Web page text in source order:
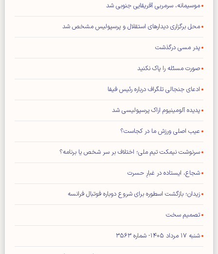
موسیمانه، سرمربی آفریقایی جنوبی شد
محل برگزاری دیدار‌های استقلال و پرسپولیس مشخص شد
پدر مسی درگذشت
صورت مسئله را پاک نکنید
ادعای جنجالی تلگراف درباره رئیس فیفا
پدیده آلومینیوم اراک پرسپولیسی شد
عیب اصلی ورزش ما در کجاست؟
سرنوشت نیمکت تیم ملی؛ اختلاف بر سر شخص یا برنامه؟
شجاع، ایستاده در غبارِ حسرت
زیدان؛ بازگشت اسطوره برای شروع دوباره فوتبال فرانسه
تصمیم سخت
شنبه ۱۷ مرداد ۱۴۰۵- شماره ۳۵۶۳